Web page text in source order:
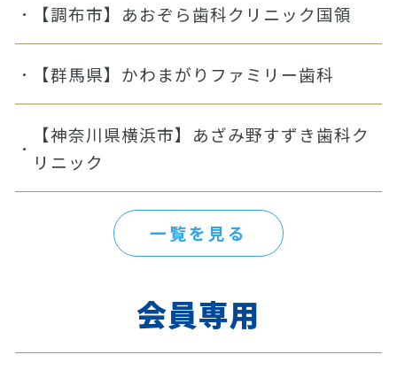
【調布市】あおぞら歯科クリニック国領
【群馬県】かわまがりファミリー歯科
【神奈川県横浜市】あざみ野すずき歯科ク
リニック
一覧を見る
会員専用